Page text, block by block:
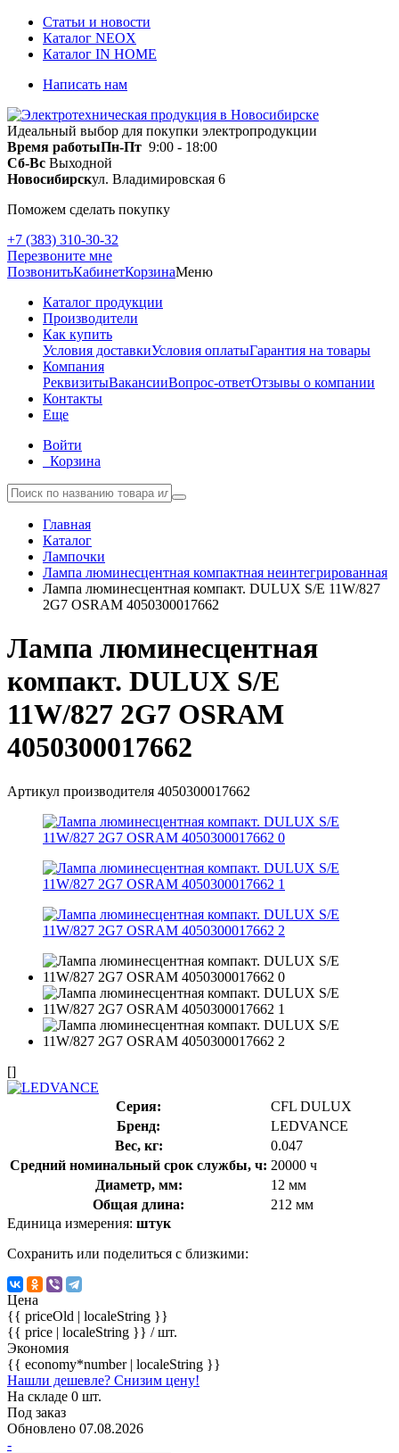
Статьи и новости
Каталог NEOX
Каталог IN HOME
Написать нам
Идеальный выбор для покупки электропродукции
Время работыПн-Пт 9:00 - 18:00
Сб-Вс Выходной
Новосибирскул. Владимировская 6
Поможем сделать покупку
+7 (383) 310-30-32
Перезвоните мне
ПозвонитьКабинетКорзинаМеню
Каталог продукции
Производители
Как купить
Условия доставкиУсловия оплатыГарантия на товары
Компания
РеквизитыВакансииВопрос-ответОтзывы о компании
Контакты
Еще
Войти
Корзина
Главная
Каталог
Лампочки
Лампа люминесцентная компактная неинтегрированная
Лампа люминесцентная компакт. DULUX S/E 11W/827
2G7 OSRAM 4050300017662
Лампа люминесцентная
компакт. DULUX S/E
11W/827 2G7 OSRAM
4050300017662
Артикул производителя 4050300017662
[]
Серия:
CFL DULUX
Бренд:
LEDVANCE
Вес, кг:
0.047
Средний номинальный срок службы, ч: 20000 ч
Диаметр, мм:
12 мм
Общая длина:
212 мм
Единица измерения: штук
Сохранить или поделиться с близкими:
Цена
{{ priceOld | localeString }}
{{ price | localeString }} / шт.
Экономия
{{ economy*number | localeString }}
Нашли дешевле? Снизим цену!
На складе 0 шт.
Под заказ
Обновлено 07.08.2026
-